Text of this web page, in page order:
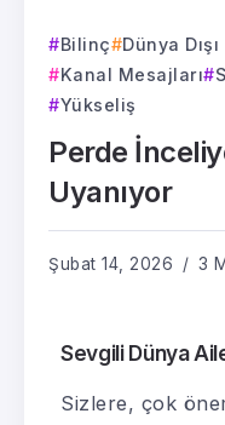
Bilinç Dünya
Kanal Mesajları
Yükseliş
Perde
Uyanıyor
Şubat 14, 2026 3
Sevgili Dünya
Sizlere, çok